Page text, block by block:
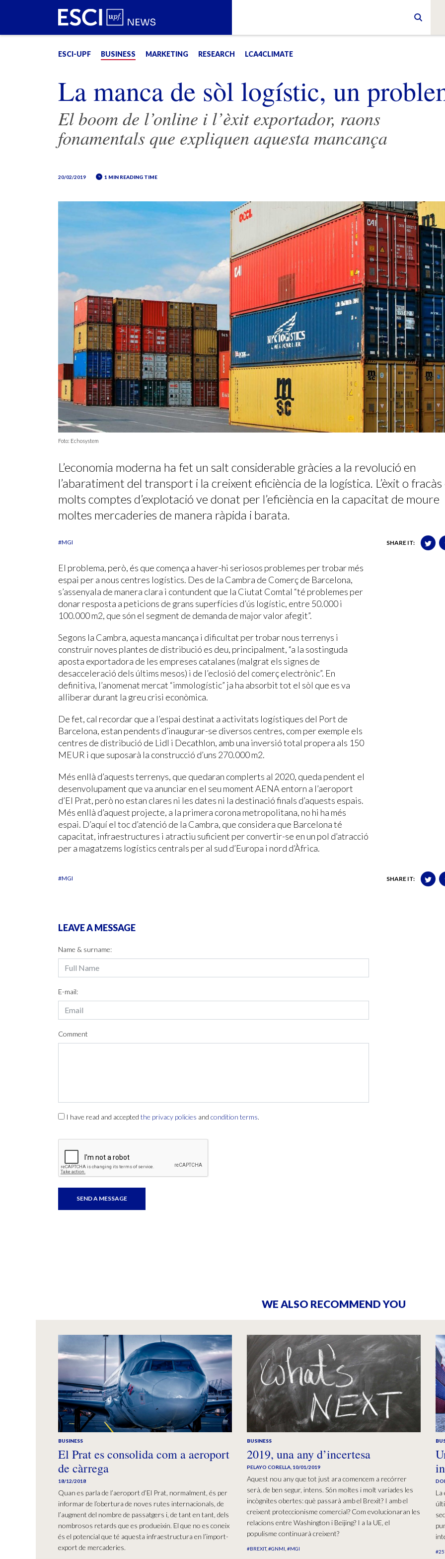
ESCI-UPF BUSINESS MARKETING RESEARCH LCA4CLIMATE
La manca de sòl logístic, un
El boom de l’online i l’èxit exportador, raons
fonamentals que expliquen aquesta mancança
20/02/2019 1 MIN READING TIME
Foto: Echosystem
L’economia moderna ha fet un salt considerable gràcies a la revolució en
l’abaratiment del transport i la creixent eficiència de la logística. L’èxit o fracàs
molts comptes d’explotació ve donat per l’eficiència en la capacitat de moure
moltes mercaderies de manera ràpida i barata.
#MGI SHARE IT:
El problema, però, és que comença a haver-hi seriosos problemes per trobar més
espai per a nous centres logístics. Des de la Cambra de Comerç de Barcelona,
s’assenyala de manera clara i contundent que la Ciutat Comtal “té problemes per
donar resposta a peticions de grans superfícies d’ús logístic, entre 50.000 i
100.000 m2, que són el segment de demanda de major valor afegit”.
Segons la Cambra, aquesta mancança i dificultat per trobar nous terrenys i
construir noves plantes de distribució es deu, principalment, “a la sostinguda
aposta exportadora de les empreses catalanes (malgrat els signes de
desacceleració dels últims mesos) i de l’eclosió del comerç electrònic”. En
definitiva, l’anomenat mercat “immologístic” ja ha absorbit tot el sòl que es va
alliberar durant la greu crisi econòmica.
De fet, cal recordar que a l’espai destinat a activitats logístiques del Port de
Barcelona, estan pendents d’inaugurar-se diversos centres, com per exemple els
centres de distribució de Lidl i Decathlon, amb una inversió total propera als 150
MEUR i que suposarà la construcció d’uns 270.000 m2.
Més enllà d’aquests terrenys, que quedaran complerts al 2020, queda pendent el
desenvolupament que va anunciar en el seu moment AENA entorn a l’aeroport
d’El Prat, però no estan clares ni les dates ni la destinació finals d’aquests espais.
Més enllà d’aquest projecte, a la primera corona metropolitana, no hi ha més
espai. D’aquí el toc d’atenció de la Cambra, que considera que Barcelona té
capacitat, infraestructures i atractiu suficient per convertir-se en un pol d’atracció
per a magatzems logístics centrals per al sud d’Europa i nord d’Àfrica.
#MGI SHARE IT:
LEAVE A MESSAGE
Name & surname:
E-mail:
Comment
I have read and accepted the privacy policies and condition terms.
WE ALSO RECOMMEND YOU
BUSINESS
El Prat es consolida com a aeroport
de càrrega
18/12/2018
Quan es parla de l’aeroport d’El Prat, normalment, és per
informar de l’obertura de noves rutes internacionals, de
l’augment del nombre de passatgers i, de tant en tant, dels
nombrosos retards que es produeixin. El que no es coneix
és el potencial que té aquesta infraestructura en l’import-
export de mercaderies.
BUSINESS
2019, una any d’incertesa
PELAYO CORELLA, 10/01/2019
Aquest nou any que tot just ara comencem a recórrer
serà, de ben segur, intens. Són moltes i molt variades les
incògnites obertes: què passarà amb el Brexit? I amb el
creixent proteccionisme comercial? Com evolucionaran les
relacions entre Washington i Beijing? I a la UE, el
populisme continuarà creixent?
#BREXIT #GNMI #MGI
La